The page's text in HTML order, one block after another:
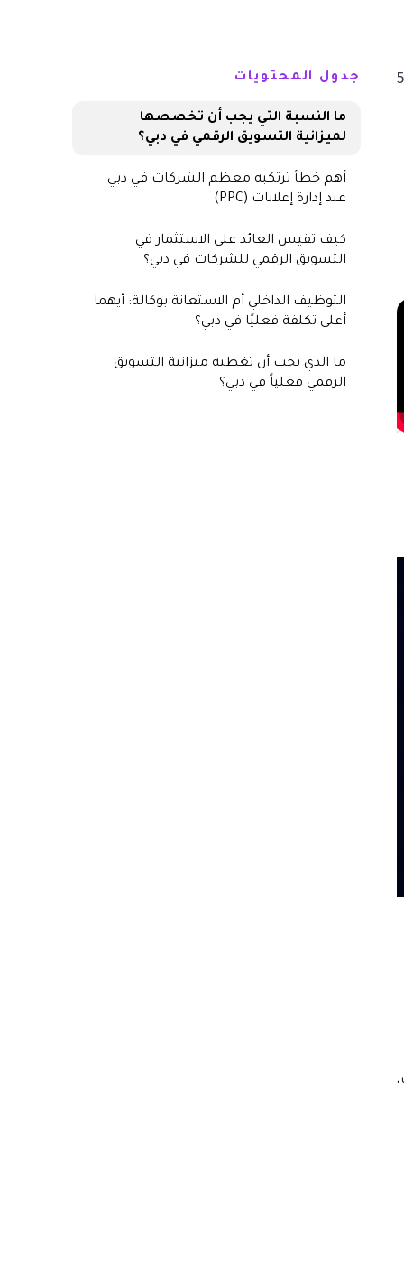
جدول المحتويات
ما النسبة التي يجب أن تخصصها
لميزانية التسويق الرقمي في دبي؟
أهم خطأ ترتكبه معظم الشركات في دبي
عند إدارة إعلانات (PPC)
كيف تقيس العائد على الاستثمار في
التسويق الرقمي للشركات في دبي؟
التوظيف الداخلي أم الاستعانة بوكالة: أيهما
أعلى تكلفة فعليًا في دبي؟
ما الذي يجب أن تغطيه ميزانية التسويق
الرقمي فعلياً في دبي؟